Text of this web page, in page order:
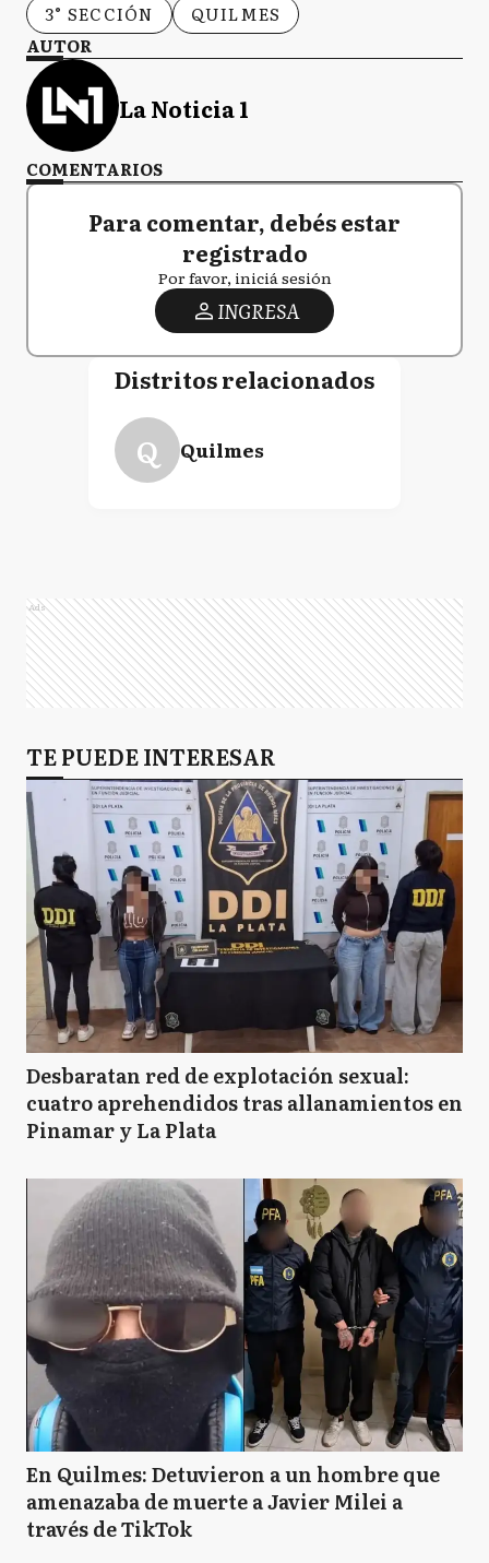
3° SECCIÓN
QUILMES
AUTOR
La Noticia 1
COMENTARIOS
Para comentar, debés estar
registrado
Por favor, iniciá sesión
INGRESA
Distritos relacionados
Q Quilmes
Ads
TE PUEDE INTERESAR
Desbaratan red de explotación sexual:
cuatro aprehendidos tras allanamientos en
Pinamar y La Plata
En Quilmes: Detuvieron a un hombre que
amenazaba de muerte a Javier Milei a
través de TikTok